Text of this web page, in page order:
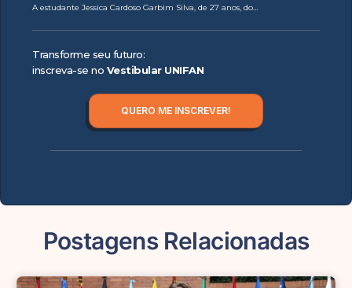
A estudante Jessica Cardoso Garbim Silva, de 27 anos, do…
Transforme seu futuro:
inscreva-se no Vestibular UNIFAN
QUERO ME INSCREVER!
Postagens Relacionadas